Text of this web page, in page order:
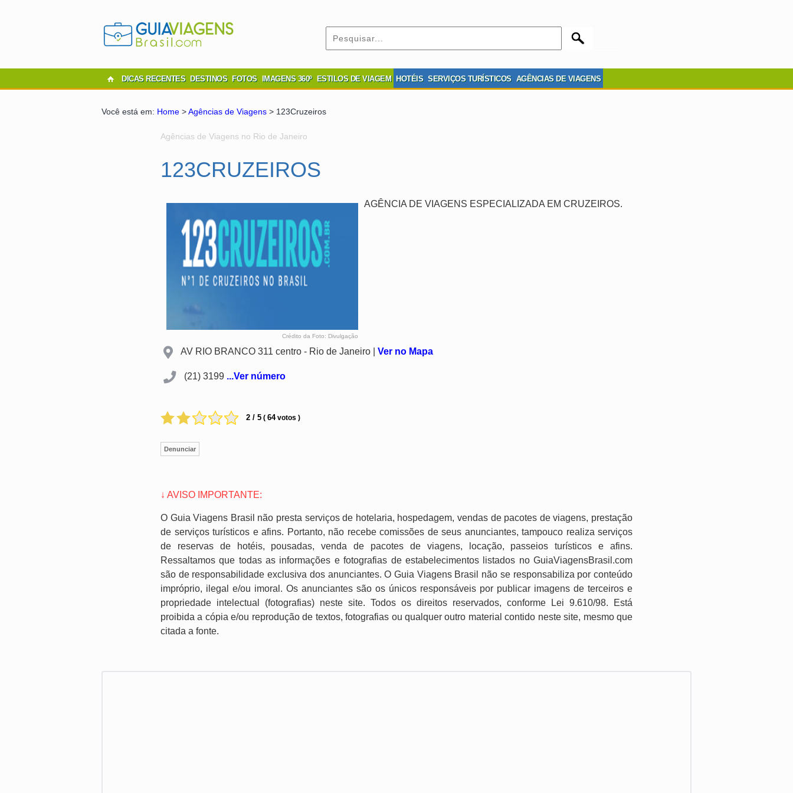
DICAS RECENTES DESTINOS FOTOS IMAGENS 360º ESTILOS DE VIAGEM HOTÉIS SERVIÇOS TURÍSTICOS AGÊNCIAS DE VIAGENS
Você está em: Home >Agências de Viagens > 123Cruzeiros
Agências de Viagens no Rio de Janeiro
123CRUZEIROS
Crédito da Foto: Divulgação
AGÊNCIA DE VIAGENS ESPECIALIZADA EM CRUZEIROS.
AV RIO BRANCO 311 centro - Rio de Janeiro | Ver no Mapa
(21) 3199 ...Ver número
2 / 5 ( 64votos )
Denunciar
↓ AVISO IMPORTANTE:
O Guia Viagens Brasil não presta serviços de hotelaria, hospedagem, vendas de pacotes de viagens, prestação
de serviços turísticos e afins. Portanto, não recebe comissões de seus anunciantes, tampouco realiza serviços
de reservas de hotéis, pousadas, venda de pacotes de viagens, locação, passeios turísticos e afins.
Ressaltamos que todas as informações e fotografias de estabelecimentos listados no GuiaViagensBrasil.com
são de responsabilidade exclusiva dos anunciantes. O Guia Viagens Brasil não se responsabiliza por conteúdo
impróprio, ilegal e/ou imoral. Os anunciantes são os únicos responsáveis por publicar imagens de terceiros e
propriedade intelectual (fotografias) neste site. Todos os direitos reservados, conforme Lei 9.610/98. Está
proibida a cópia e/ou reprodução de textos, fotografias ou qualquer outro material contido neste site, mesmo que
citada a fonte.